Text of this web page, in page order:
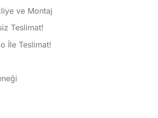
ve Montaj
Teslimat!
İle Teslimat!